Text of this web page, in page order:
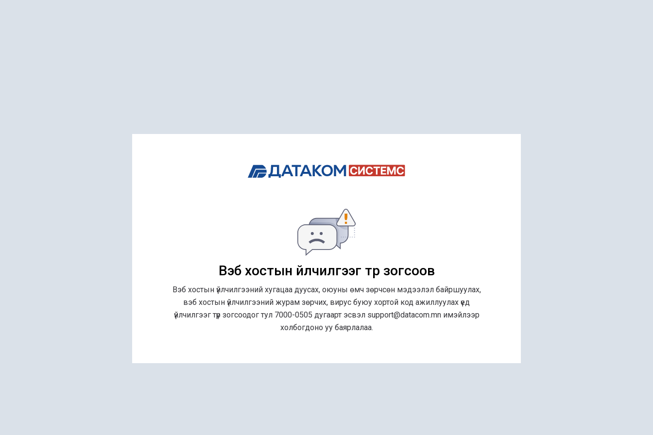
Вэб хостын үйлчилгээг түр зогсоов
Вэб хостын үйлчилгээний хугацаа дуусах, оюуны өмч зөрчсөн мэдээлэл байршуулах,
вэб хостын үйлчилгээний журам зөрчих, вирус буюу хортой код ажиллуулах үед
үйлчилгээг түр зогсоодог тул 7000-0505 дугаарт эсвэл support@datacom.mn имэйлээр
холбогдоно уу баярлалаа.